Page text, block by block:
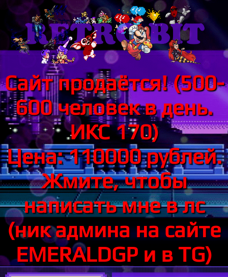
Сайт продаётся! (500-
600 человек в день.
ИКС 170)
Цена: 110000 рублей.
Жмите, чтобы
написать мне в лс
(ник админа на сайте
EMERALDGP и в TG)